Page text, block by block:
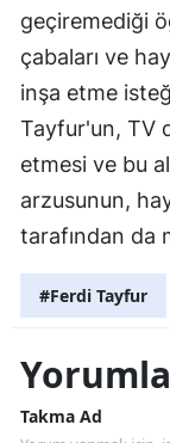
geçiremediği
çabaları ve
inşa etme
Tayfur'un, TV
etmesi ve bu
arzusunun,
tarafından da
#Ferdi Tayfur
Takma Ad